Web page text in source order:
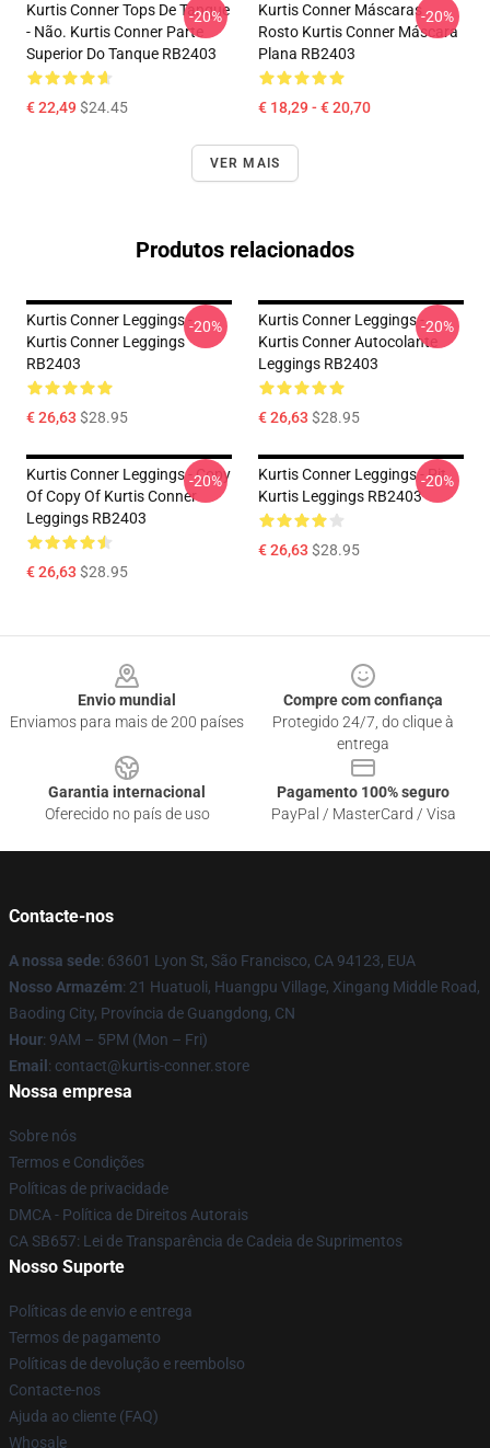
Kurtis Conner Tops De Tanque
- Não. Kurtis Conner Parte
Superior Do Tanque RB2403
€ 22,49$24.45
-20%
Kurtis Conner Máscaras
Rosto Kurtis Conner Máscara
Plana RB2403
€ 18,29 - € 20,70
-20%
VER MAIS
Produtos relacionados
Kurtis Conner Leggings -
Kurtis Conner Leggings
RB2403
€ 26,63 $28.95
-20%
Kurtis Conner Leggings -
Kurtis Conner Autocolante
Leggings RB2403
€ 26,63 $28.95
-20%
Kurtis Conner Leggings - Copy
Of Copy Of Kurtis Conner
Leggings RB2403
€ 26,63 $28.95
-20%
Kurtis Conner Leggings - Pit
Kurtis Leggings RB2403
€ 26,63 $28.95
-20%
Envio mundial
Enviamos para mais de 200 países
Compre com confiança
Protegido 24/7, do clique à
entrega
Garantia internacional
Oferecido no país de uso
Pagamento 100% seguro
PayPal / MasterCard / Visa
Contacte-nos
A nossa sede: 63601 Lyon St, São Francisco, CA 94123, EUA
Nosso Armazém: 21 Huatuoli, Huangpu Village, Xingang Middle Road,
Baoding City, Província de Guangdong, CN
Hour: 9AM – 5PM (Mon – Fri)
Email : contact@kurtis-conner.store
Nossa empresa
Sobre nós
Termos e Condições
Políticas de privacidade
DMCA - Política de Direitos Autorais
CA SB657: Lei de Transparência de Cadeia de Suprimentos
Nosso Suporte
Políticas de envio e entrega
Termos de pagamento
Políticas de devolução e reembolso
Contacte-nos
Ajuda ao cliente (FAQ)
Whosale